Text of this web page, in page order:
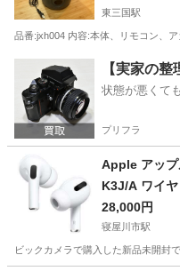
東三国駅
品番:jxh004 内容:本体、リモコン、
東三国駅
【実家の整
状態が悪くて
プリフラ
Apple アッ
K3J/A ワイ
28,000円
寝屋川市駅
ビックカメラで購入した新品未開封